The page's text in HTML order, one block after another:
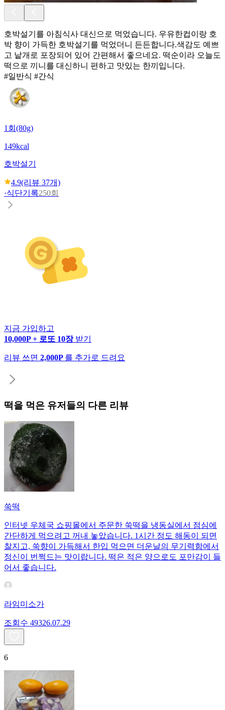
호박설기를 아침식사 대신으로 먹었습니다. 우유한컵이랑 호
박 향이 가득한 호박설기를 먹었더니 든든합니다.색감도 예쁘
고 낱개로 포장되어 있어 간편해서 좋으네요. 떡순이라 오늘도
떡으로 끼니를 대신하니 편하고 맛있는 한끼입니다.
#일반식 #간식
1회(80g)
149kcal
호박설기
4.9(리뷰 37개)
·식단기록250회
지금 가입하고
10,000P + 로또 10장 받기
리뷰 쓰면 2,000P 를 추가로 드려요
떡을 먹은 유저들의 다른 리뷰
쑥떡
인터넷 우체국 쇼핑몰에서 주문한 쑥떡을 냉동실에서 점심에
간단하게 먹으려고 꺼내 놓았습니다. 1시간 정도 해동이 되면
찰지고, 쑥향이 가득해서 한입 먹으면 더운날의 무기력함에서
정신이 번쩍드는 맛이랍니다. 떡은 적은 양으로도 포만감이 들
어서 좋습니다.
라임미소가
조회수 49326.07.29
6